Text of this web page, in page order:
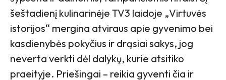
šeštadienį kulinarinėje TV3 laidoje „Virtuvės
istorijos“ mergina atviraus apie gyvenimo bei
kasdienybės pokyčius ir drąsiai sakys, jog
neverta verkti dėl dalykų, kurie atsitiko
praeityje. Priešingai – reikia gyventi čia ir